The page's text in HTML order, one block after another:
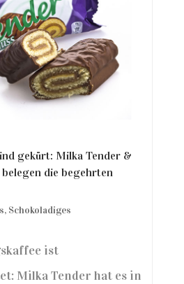
gekürt: Milka Tender &
die begehrten
, Schokoladiges
ist
Milka Tender hat es in